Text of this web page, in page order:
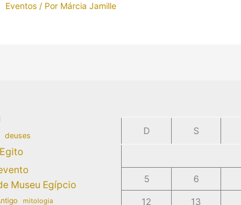
Eventos/ Por Márcia Jamille
deuses
Egito
Museu Egípcio
mitologia
D S
5
6
12
13